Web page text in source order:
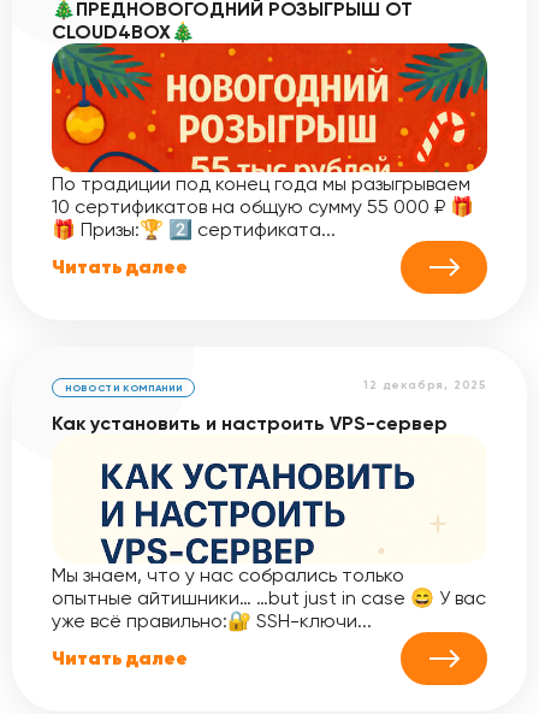
🎄ПРЕДНОВОГОДНИЙ РОЗЫГРЫШ ОТ
CLOUD4BOX🎄
По традиции под конец года мы разыгрываем
10 сертификатов на общую сумму 55 000 ₽ 🎁
🎁 Призы:🏆 2️⃣ сертификата...
Читать далее
12 декабря, 2025
НОВОСТИ КОМПАНИИ
Как установить и настроить VPS-сервер
Мы знаем, что у нас собрались только
опытные айтишники… …but just in case 😄 У вас
уже всё правильно:🔐 SSH-ключи...
Читать далее